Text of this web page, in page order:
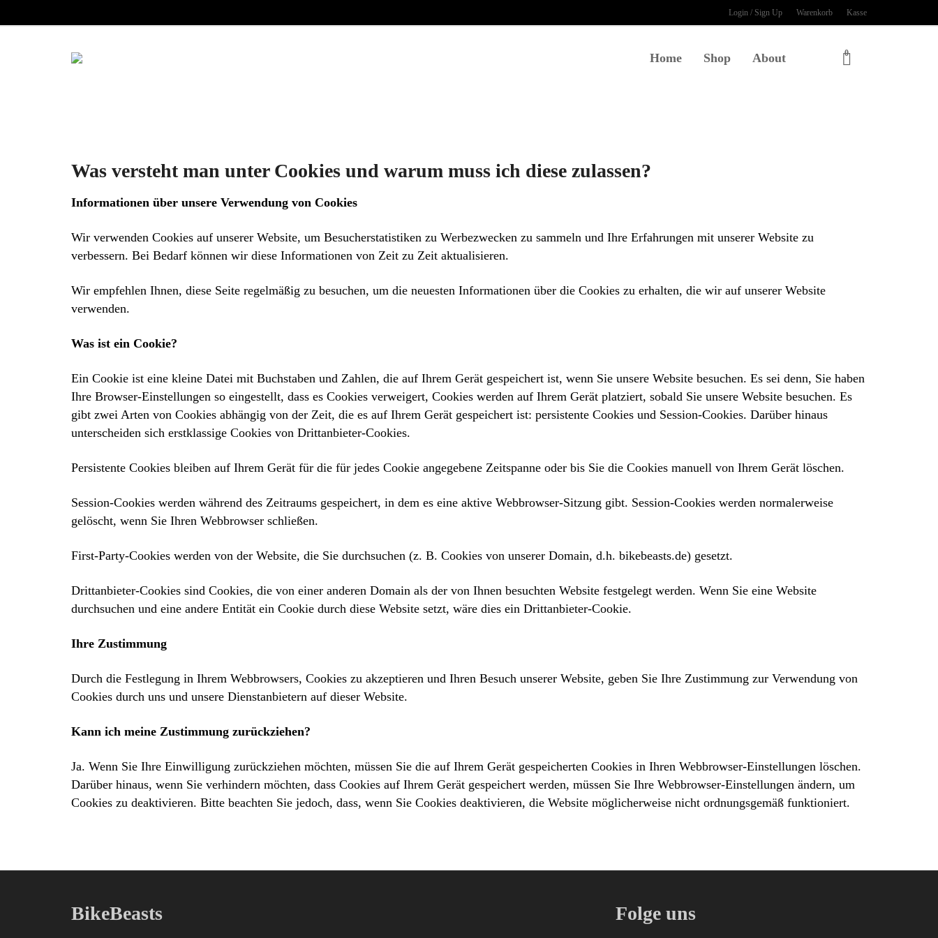
Login / Sign Up Warenkorb Kasse
0
Home Shop About
Was versteht man unter Cookies und warum muss ich diese zulassen?
Informationen über unsere Verwendung von Cookies
Wir verwenden Cookies auf unserer Website, um Besucherstatistiken zu Werbezwecken zu sammeln und Ihre Erfahrungen mit unserer Website zu
verbessern. Bei Bedarf können wir diese Informationen von Zeit zu Zeit aktualisieren.
Wir empfehlen Ihnen, diese Seite regelmäßig zu besuchen, um die neuesten Informationen über die Cookies zu erhalten, die wir auf unserer Website
verwenden.
Was ist ein Cookie?
Ein Cookie ist eine kleine Datei mit Buchstaben und Zahlen, die auf Ihrem Gerät gespeichert ist, wenn Sie unsere Website besuchen. Es sei denn, Sie haben
Ihre Browser-Einstellungen so eingestellt, dass es Cookies verweigert, Cookies werden auf Ihrem Gerät platziert, sobald Sie unsere Website besuchen. Es
gibt zwei Arten von Cookies abhängig von der Zeit, die es auf Ihrem Gerät gespeichert ist: persistente Cookies und Session-Cookies. Darüber hinaus
unterscheiden sich erstklassige Cookies von Drittanbieter-Cookies.
Persistente Cookies bleiben auf Ihrem Gerät für die für jedes Cookie angegebene Zeitspanne oder bis Sie die Cookies manuell von Ihrem Gerät löschen.
Session-Cookies werden während des Zeitraums gespeichert, in dem es eine aktive Webbrowser-Sitzung gibt. Session-Cookies werden normalerweise
gelöscht, wenn Sie Ihren Webbrowser schließen.
First-Party-Cookies werden von der Website, die Sie durchsuchen (z. B. Cookies von unserer Domain, d.h. bikebeasts.de) gesetzt.
Drittanbieter-Cookies sind Cookies, die von einer anderen Domain als der von Ihnen besuchten Website festgelegt werden. Wenn Sie eine Website
durchsuchen und eine andere Entität ein Cookie durch diese Website setzt, wäre dies ein Drittanbieter-Cookie.
Ihre Zustimmung
Durch die Festlegung in Ihrem Webbrowsers, Cookies zu akzeptieren und Ihren Besuch unserer Website, geben Sie Ihre Zustimmung zur Verwendung von
Cookies durch uns und unsere Dienstanbietern auf dieser Website.
Kann ich meine Zustimmung zurückziehen?
Ja. Wenn Sie Ihre Einwilligung zurückziehen möchten, müssen Sie die auf Ihrem Gerät gespeicherten Cookies in Ihren Webbrowser-Einstellungen löschen.
Darüber hinaus, wenn Sie verhindern möchten, dass Cookies auf Ihrem Gerät gespeichert werden, müssen Sie Ihre Webbrowser-Einstellungen ändern, um
Cookies zu deaktivieren. Bitte beachten Sie jedoch, dass, wenn Sie Cookies deaktivieren, die Website möglicherweise nicht ordnungsgemäß funktioniert.
BikeBeasts Folge uns